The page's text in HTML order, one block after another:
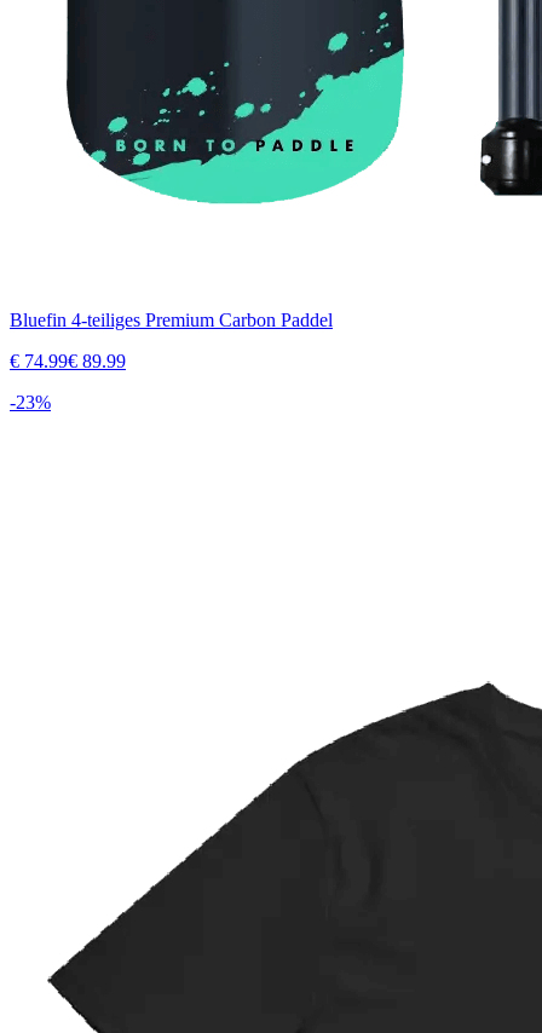
Bluefin 4-teiliges Premium Carbon Paddel
€ 74.99€ 89.99
-23%